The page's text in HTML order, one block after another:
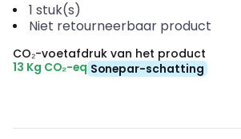
1 stuk(s)
Niet retourneerbaar product
CO₂-voetafdruk van het product
13 Kg CO₂-eq Sonepar-schatting